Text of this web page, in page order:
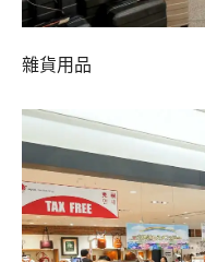
雜貨用品